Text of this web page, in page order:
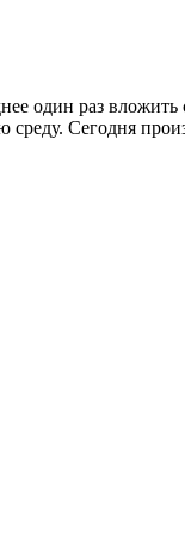
один раз
Сегодня